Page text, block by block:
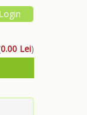
0.00 Lei)